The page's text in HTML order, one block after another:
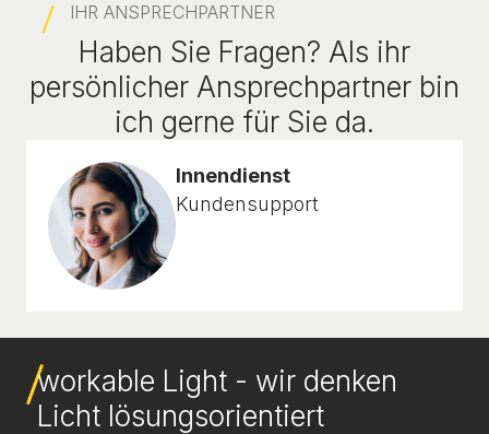
IHR ANSPRECHPARTNER
Haben Sie Fragen? Als ihr
persönlicher Ansprechpartner bin
ich gerne für Sie da.
Innendienst
Kundensupport
workable Light - wir denken
Licht lösungsorientiert